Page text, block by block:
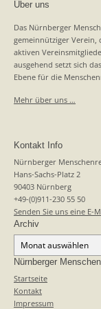
Über uns
Das Nürnberger
gemeinnütziger
aktiven
ausgehend setzt sich
Ebene für die
Mehr über uns …
Kontakt Info
Nürnberger
Hans-Sachs-Platz 2
90403 Nürnberg
+49-(0)911-230 55 50
Senden Sie uns eine E-
Archiv
Nürnberger
Startseite
Kontakt
Impressum